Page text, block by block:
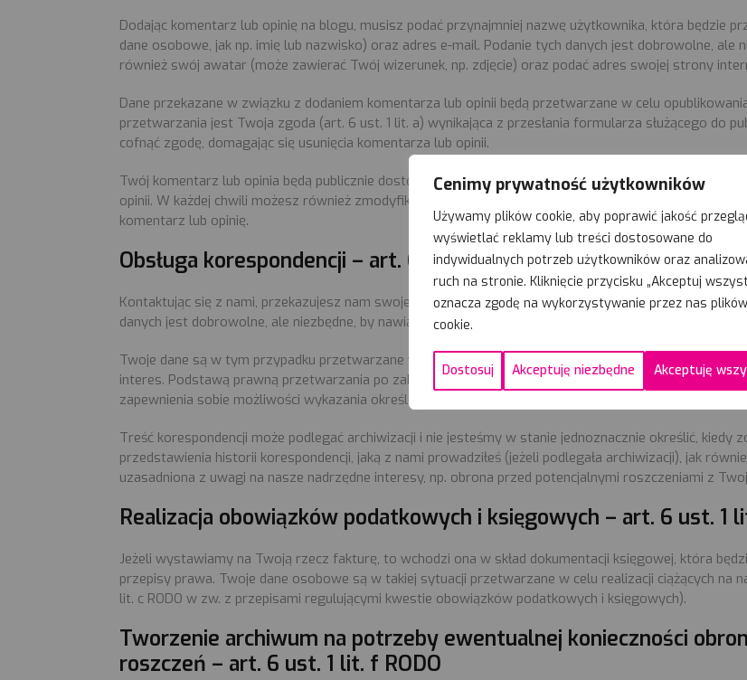
Cenimy prywatność użytkowników
Używamy plików cookie, aby poprawić jakość
wyświetlać reklamy lub treści dostosowane do
indywidualnych potrzeb użytkowników oraz
ruch na stronie. Kliknięcie przycisku „Akceptuj
oznacza zgodę na wykorzystywanie przez nas plików
cookie.
Dostosuj Akceptuję niezbędne Akceptuję
Dodając komentarz lub opinię na blogu, musisz podać przynajmniej nazwę użytkownika, która będzie
dane osobowe, jak np. imię lub nazwisko) oraz adres e-mail. Podanie tych danych jest dobrowolne, ale
również swój awatar (może zawierać Twój wizerunek, np. zdjęcie) oraz podać adres swojej strony
Dane przekazane w związku z dodaniem komentarza lub opinii będą przetwarzane w celu
przetwarzania jest Twoja zgoda (art. 6 ust. 1 lit. a) wynikająca z przesłania formularza służącego do
cofnąć zgodę, domagając się usunięcia komentarza lub opinii.
Twój komentarz lub opinia będą publicznie dostępne na stronie przez czas jej dostępności w
opinii. W każdej chwili możesz również zmodyfikować treść komentarza, jak również zmodyfikować
komentarz lub opinię.
Obsługa korespondencji – art. 6 ust. 1 lit. f RODO
Kontaktując się z nami, przekazujesz nam swoje dane osobowe zawarte w treści korespondencji, w
danych jest dobrowolne, ale niezbędne, by nawiązać kontakt.
Twoje dane są w tym przypadku przetwarzane w celu kontaktu z Tobą, a podstawą przetwarzania
interes. Podstawą prawną przetwarzania po zakończeniu kontaktu jest również nasz
zapewnienia sobie możliwości wykazania określonych faktów w przyszłości (art. 6 ust. 1 lit. f RODO).
Treść korespondencji może podlegać archiwizacji i nie jesteśmy w stanie jednoznacznie określić, kiedy
przedstawienia historii korespondencji, jaką z nami prowadziłeś (jeżeli podlegała archiwizacji), jak
uzasadniona z uwagi na nasze nadrzędne interesy, np. obrona przed potencjalnymi roszczeniami z
Realizacja obowiązków podatkowych i księgowych – art. 6 ust. 1
Jeżeli wystawiamy na Twoją rzecz fakturę, to wchodzi ona w skład dokumentacji księgowej, która
przepisy prawa. Twoje dane osobowe są w takiej sytuacji przetwarzane w celu realizacji ciążących na
lit. c RODO w zw. z przepisami regulującymi kwestie obowiązków podatkowych i księgowych).
Tworzenie archiwum na potrzeby ewentualnej konieczności
roszczeń – art. 6 ust. 1 lit. f RODO